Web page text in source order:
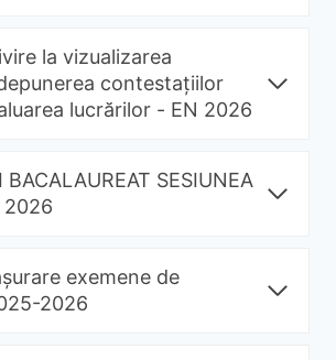
la vizualizarea
contestațiilor
lucrărilor - EN 2026
BACALAUREAT SESIUNEA
2026
exemene de
2026